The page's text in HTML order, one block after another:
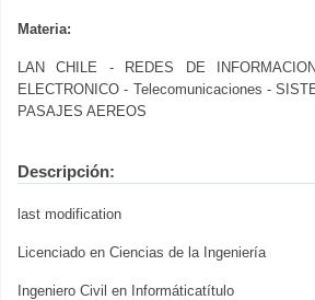
Materia:
LAN CHILE - REDES DE
ELECTRONICO - Telecomunicaciones -
PASAJES AEREOS
Descripción:
last modification
Licenciado en Ciencias de la Ingeniería
Ingeniero Civil en Informáticatítulo